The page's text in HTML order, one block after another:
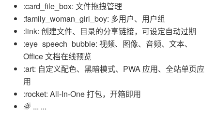
:card_file_box: 文件拖拽管理
:family_woman_girl_boy: 多用户、用户组
:link: 创建文件、目录的分享链接，可设定自动过期
:eye_speech_bubble: 视频、图像、音频、文本、
Office 文档在线预览
:art: 自定义配色、黑暗模式、PWA 应用、全站单页应
用
:rocket: All-In-One 打包，开箱即用
🌈 ... ...